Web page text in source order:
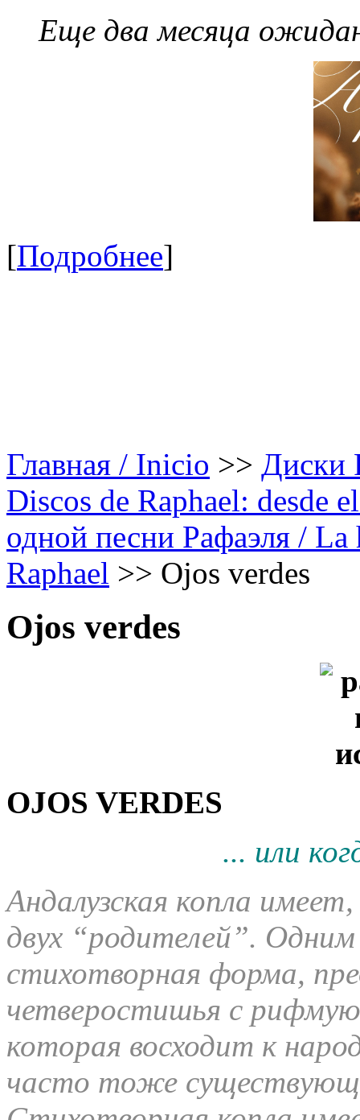
Еще два месяца
[Подробнее]
Главная / Inicio >> Диски
Discos de Raphael: desde
одной песни Рафаэля /
Raphael >> Ojos verdes
Ojos verdes
OJOS VERDES
... или
Андалузская копла
двух “родителей”. Одним
стихотворная форма,
четверостишья с
которая восходит к
часто тоже